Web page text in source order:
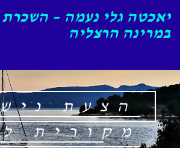
יאכטה גלי נעמה –
במרינה הרצליה
הצעת
מקורית